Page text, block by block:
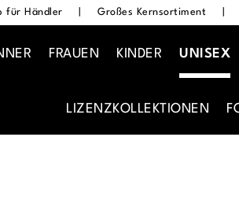
für Händler Großes Kernsortiment
FRAUEN KINDER UNISEX
LIZENZKOLLEKTIONEN